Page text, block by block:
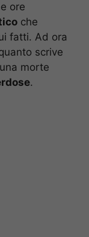
ore
che
fatti. Ad ora
scrive
morte
.